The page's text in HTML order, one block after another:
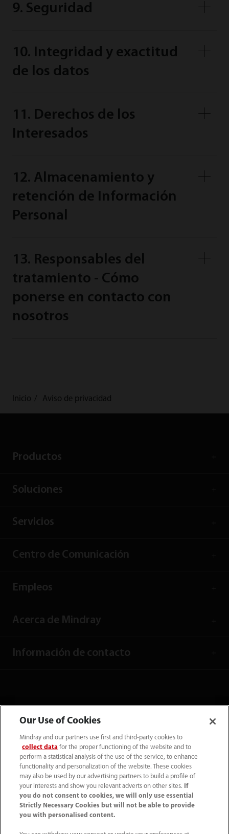
9. Seguridad
10. Integridad y exactitud
de los datos
11. Derechos de los
Interesados
12. Almacenamiento y
retención de Información
Personal
13. Responsables del
tratamiento - Cómo
ponerse en contacto con
nosotros
Inicio Aviso de privacidad
Productos
Soluciones
Servicios
Centro de Comunicación
Empleos
Acerca de Mindray
Información de contacto
Tel: (34-91)392 3754 Fax: (34-91)088 9180
info.es@mindray.com
Our Use of Cookies
Mindray and our partners use first and third-party cookies to
collect data for the proper functioning of the website and to
perform a statistical analysis of the use of the service, to enhance
functionality and personalization of the website. These cookies
may also be used by our advertising partners to build a profile of
your interests and show you relevant adverts on other sites.
If
you do not consent to cookies, we will only use essential
Strictly Necessary Cookies but will not be able to provide
you with personalised content.